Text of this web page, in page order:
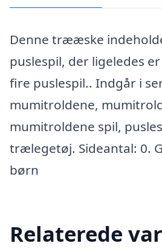
Denne trææske
puslespil, der ligeledes
fire puslespil.. Indgår i
mumitroldene,
mumitroldene spil,
trælegetøj. Sideantal: 0.
børn
Relaterede